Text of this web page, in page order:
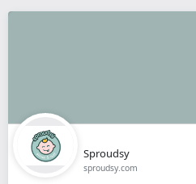
Sproudsy
sproudsy.com